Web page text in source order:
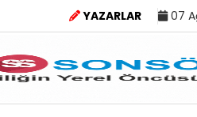
YAZARLAR 07